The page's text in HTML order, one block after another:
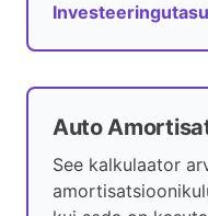
Auto
See kalkulaator